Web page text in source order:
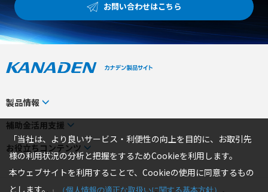
お問い合わせはこちら
製品情報
カテゴリから探す
メーカーから探す
事業から探す
製品一覧
補助金活用支援
補助金検索システム
補助金対象製品一覧
お役立ちコンテンツ
トピックス
お役立ちコラム
「当社は、より良いサービス・利便性の向上を目的に、お取引先
様の利用状況の分析と把握をするためCookieを利用します。
本ウェブサイトを利用することで、Cookieの使用に同意するもの
とします。 」 （個人情報の適正な取扱いに関する基本方針）